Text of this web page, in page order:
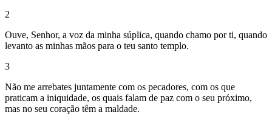
2
Ouve, Senhor, a voz da minha súplica, quando chamo por ti, quando
levanto as minhas mãos para o teu santo templo.
3
Não me arrebates juntamente com os pecadores, com os que
praticam a iniquidade, os quais falam de paz com o seu próximo,
mas no seu coração têm a maldade.